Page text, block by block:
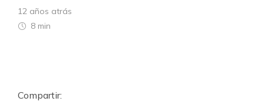
12 años atrás
8 min
Compartir: